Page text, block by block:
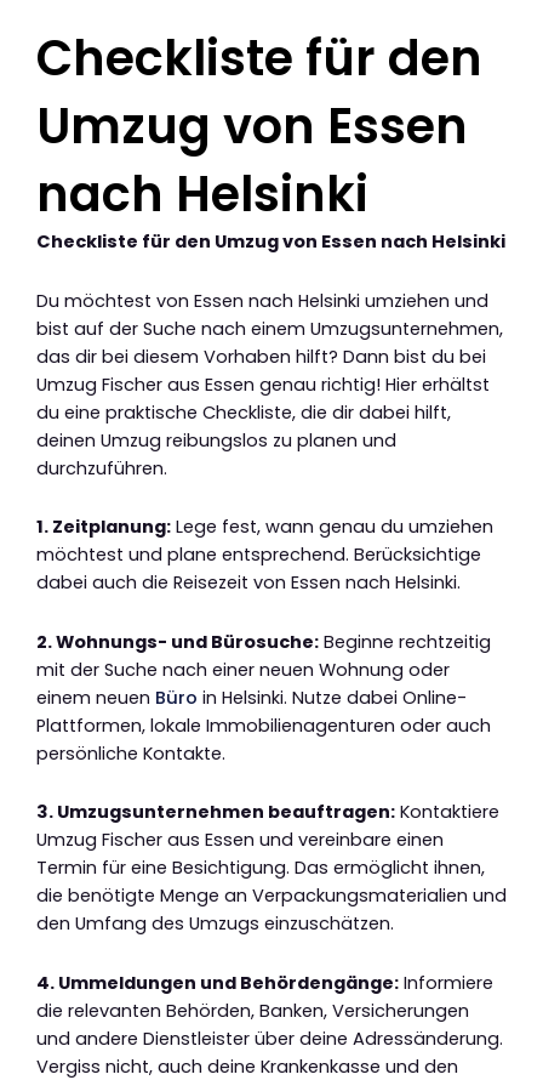
Checkliste für den
Umzug von Essen
nach Helsinki
Checkliste für den Umzug von Essen nach Helsinki
Du möchtest von Essen nach Helsinki umziehen und
bist auf der Suche nach einem Umzugsunternehmen,
das dir bei diesem Vorhaben hilft? Dann bist du bei
Umzug Fischer aus Essen genau richtig! Hier erhältst
du eine praktische Checkliste, die dir dabei hilft,
deinen Umzug reibungslos zu planen und
durchzuführen.
1. Zeitplanung: Lege fest, wann genau du umziehen
möchtest und plane entsprechend. Berücksichtige
dabei auch die Reisezeit von Essen nach Helsinki.
2. Wohnungs- und Bürosuche: Beginne rechtzeitig
mit der Suche nach einer neuen Wohnung oder
einem neuen Büro in Helsinki. Nutze dabei Online-
Plattformen, lokale Immobilienagenturen oder auch
persönliche Kontakte.
3. Umzugsunternehmen beauftragen: Kontaktiere
Umzug Fischer aus Essen und vereinbare einen
Termin für eine Besichtigung. Das ermöglicht ihnen,
die benötigte Menge an Verpackungsmaterialien und
den Umfang des Umzugs einzuschätzen.
4. Ummeldungen und Behördengänge: Informiere
die relevanten Behörden, Banken, Versicherungen
und andere Dienstleister über deine Adressänderung.
Vergiss nicht, auch deine Krankenkasse und den